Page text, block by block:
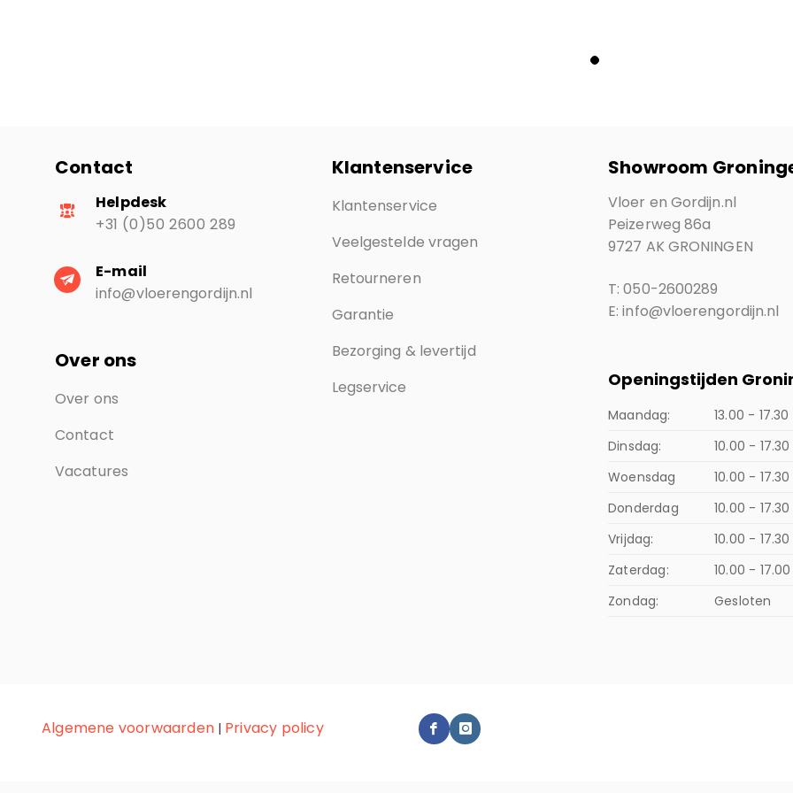
Contact
Helpdesk
+31 (0)50 2600 289
E-mail
info@vloerengordijn.nl
Over ons
Over ons
Contact
Vacatures
Klantenservice
Klantenservice
Veelgestelde vragen
Retourneren
Garantie
Bezorging & levertijd
Legservice
Showroom
Vloer en Gordijn.nl
Peizerweg 86a
9727 AK GRONINGEN
T: 050-2600289
E: info@vloerengordijn.nl
Openingstijden
Maandag:
13.00 -
Dinsdag:
10.00 -
Woensdag
10.00 -
Donderdag
10.00 -
Vrijdag:
10.00 -
Zaterdag:
10.00 -
Zondag:
Gesloten
Algemene voorwaarden | Privacy policy